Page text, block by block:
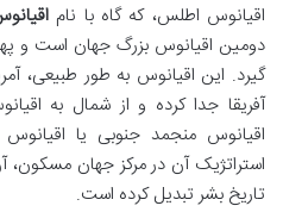
اقیانوس اطلس، که گاه با نام
گیرد. این اقیانوس به طور طبیعی،
آفریقا جدا کرده و از شمال به
اقیانوس منجمد جنوبی یا
استراتژیک آن در مرکز جهان مسکون،
تاریخ بشر تبدیل کرده است.